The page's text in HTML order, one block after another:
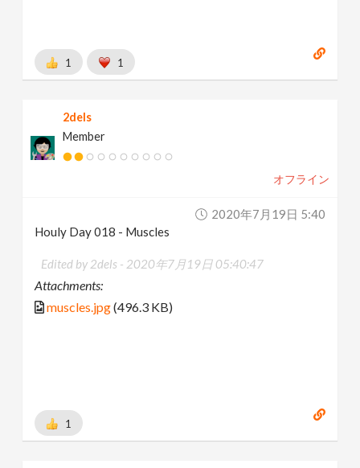
1 1
2dels
Member
オフライン
2020年7月19日 5:40
Houly Day 018 - Muscles
Edited by 2dels - 2020年7月19日 05:40:47
Attachments:
muscles.jpg(496.3 KB)
1